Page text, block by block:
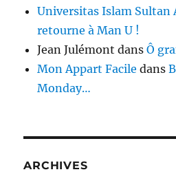
Universitas Islam Sultan
retourne à Man U !
Jean Julémont dansÔ
Mon Appart Facile dans
Monday…
ARCHIVES